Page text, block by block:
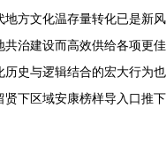
方文化温存量转化已是新风
治建设而高效供给各项更佳
史与逻辑结合的宏大行为也
下区域安康榜样导入口推下